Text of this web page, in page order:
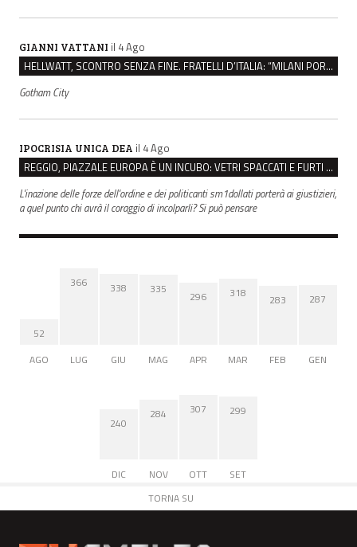
GIANNI VATTANI il 4 Ago
HELLWATT, SCONTRO SENZA FINE. FRATELLI D’ITALIA: “MILANI PORTA DOCUMENTI, DE FRANCO INSULTI”
Gotham City
IPOCRISIA UNICA DEA il 4 Ago
REGGIO, PIAZZALE EUROPA È UN INCUBO: VETRI SPACCATI E FURTI SULLE AUTO IN SOSTA
L'inazione delle forze dell'ordine e dei politicanti sm1dollati porterà ai giustizieri,
a quel punto chi avrà il coraggio di incolparli? Si può pensare
52
AGO
366
LUG
338
GIU
335
MAG
296
APR
318
MAR
283
FEB
287
GEN
240
DIC
284
NOV
307
OTT
299
SET
TORNA SU